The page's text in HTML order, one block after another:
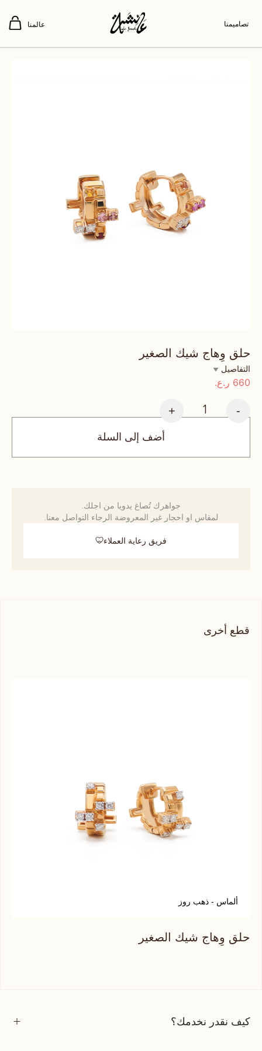
تصاميمنا عالمنا
حلق وِهاج شيك الصغير
التفاصيل
660 ر.ع.
-
+
أضف إلى السلة
جواهرك تُصاغ يدويا من اجلك.
لمقاس او احجار غير المعروضة الرجاء التواصل معنا.
فريق رعاية العملاء
قطع أخرى
ألماس - ذهب روز
حلق وِهاج شيك الصغير
كيف نقدر نخدمك؟